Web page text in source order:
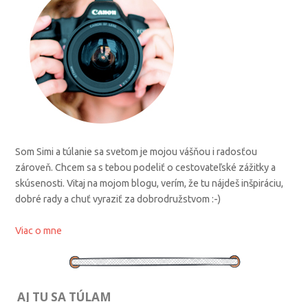
Som Simi a túlanie sa svetom je mojou vášňou i radosťou
zároveň. Chcem sa s tebou podeliť o cestovateľské zážitky a
skúsenosti. Vitaj na mojom blogu, verím, že tu nájdeš inšpiráciu,
dobré rady a chuť vyraziť za dobrodružstvom :-)
Viac o mne
AJ TU SA TÚLAM